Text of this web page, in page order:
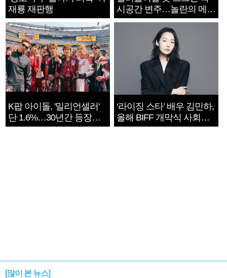
재룡 재판행
시공간 변주…놀란의 메시
지는 ‘전쟁 속죄’
K팝 아이돌, '밀리언셀러'
단 1.6%…30년간 등장
1182개팀 전수조사
‘라이징 스타’ 배우 김민하,
올해 BIFF 개막식 사회자
확정
[많이 본 뉴스]